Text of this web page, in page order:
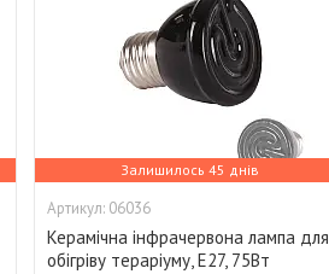
Залишилось 45 днів
06036
Керамічна інфрачервона лампа для
обігріву тераріуму, Е27, 75Вт